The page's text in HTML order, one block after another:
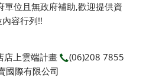
單位且無政府補助,歡迎提供資
容行列!!
店上雲端計畫
(06)208 7855
際有限公司